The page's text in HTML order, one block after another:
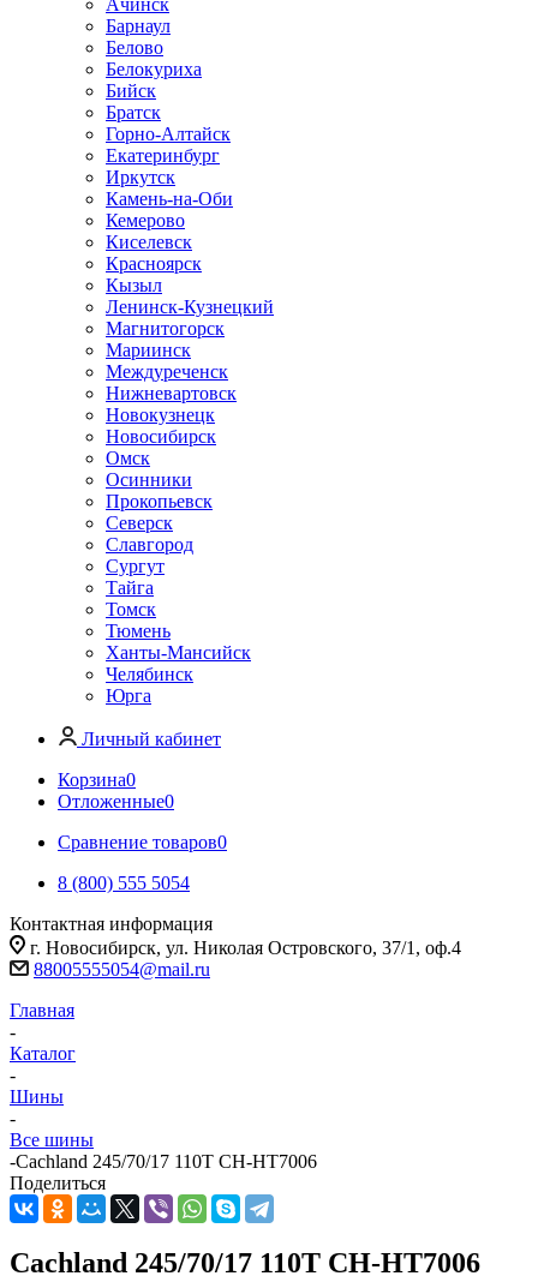
Ачинск
Барнаул
Белово
Белокуриха
Бийск
Братск
Горно-Алтайск
Екатеринбург
Иркутск
Камень-на-Оби
Кемерово
Киселевск
Красноярск
Кызыл
Ленинск-Кузнецкий
Магнитогорск
Мариинск
Междуреченск
Нижневартовск
Новокузнецк
Новосибирск
Омск
Осинники
Прокопьевск
Северск
Славгород
Сургут
Тайга
Томск
Тюмень
Ханты-Мансийск
Челябинск
Юрга
Личный кабинет
Корзина0
Отложенные0
Сравнение товаров0
8 (800) 555 5054
Контактная информация
г. Новосибирск, ул. Николая Островского, 37/1, оф.4
88005555054@mail.ru
Главная
-
Каталог
-
Шины
-
Все шины
-Cachland 245/70/17 110T CH-HT7006
Поделиться
Cachland 245/70/17 110T CH-HT7006